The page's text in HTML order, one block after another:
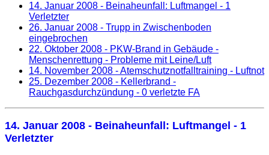
14. Januar 2008 - Beinaheunfall: Luftmangel - 1
Verletzter
26. Januar 2008 - Trupp in Zwischenboden
eingebrochen
22. Oktober 2008 - PKW-Brand in Gebäude -
Menschenrettung - Probleme mit Leine/Luft
14. November 2008 - Atemschutznotfalltraining - Luftnot
25. Dezember 2008 - Kellerbrand -
Rauchgasdurchzündung - 0 verletzte FA
14. Januar 2008 - Beinaheunfall: Luftmangel - 1
Verletzter